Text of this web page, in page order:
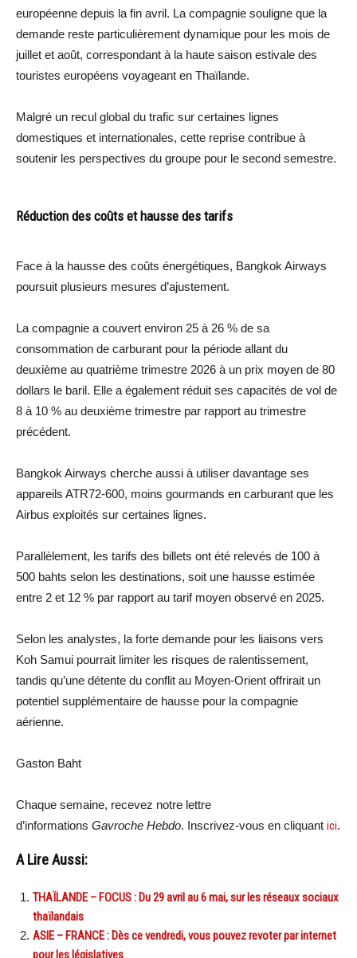
européenne depuis la fin avril. La compagnie souligne que la
demande reste particulièrement dynamique pour les mois de
juillet et août, correspondant à la haute saison estivale des
touristes européens voyageant en Thaïlande.
Malgré un recul global du trafic sur certaines lignes
domestiques et internationales, cette reprise contribue à
soutenir les perspectives du groupe pour le second semestre.
Réduction des coûts et hausse des tarifs
Face à la hausse des coûts énergétiques, Bangkok Airways
poursuit plusieurs mesures d’ajustement.
La compagnie a couvert environ 25 à 26 % de sa
consommation de carburant pour la période allant du
deuxième au quatrième trimestre 2026 à un prix moyen de 80
dollars le baril. Elle a également réduit ses capacités de vol de
8 à 10 % au deuxième trimestre par rapport au trimestre
précédent.
Bangkok Airways cherche aussi à utiliser davantage ses
appareils ATR72-600, moins gourmands en carburant que les
Airbus exploités sur certaines lignes.
Parallèlement, les tarifs des billets ont été relevés de 100 à
500 bahts selon les destinations, soit une hausse estimée
entre 2 et 12 % par rapport au tarif moyen observé en 2025.
Selon les analystes, la forte demande pour les liaisons vers
Koh Samui pourrait limiter les risques de ralentissement,
tandis qu’une détente du conflit au Moyen-Orient offrirait un
potentiel supplémentaire de hausse pour la compagnie
aérienne.
Gaston Baht
Chaque semaine, recevez notre lettre
d’informations Gavroche Hebdo. Inscrivez-vous en cliquant ici.
A Lire Aussi:
THAÏLANDE – FOCUS : Du 29 avril au 6 mai, sur les réseaux sociaux
thaïlandais
ASIE – FRANCE : Dès ce vendredi, vous pouvez revoter par internet
pour les législatives